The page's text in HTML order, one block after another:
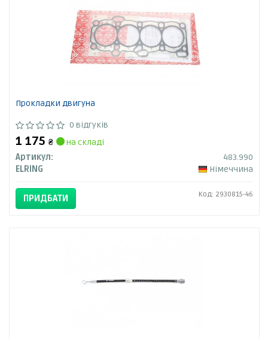
Прокладки двигуна
0 відгуків
1 175 ₴
на складі
Артикул:
483.990
ELRING
Німеччина
ПРИДБАТИ Код: 2930815-46